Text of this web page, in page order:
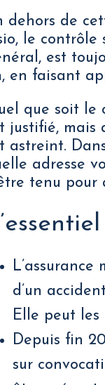
dehors de
le contrôle
est
en faisant
que soit le
justifié, mais
astreint.
adresse
tenu
d’un
Elle peut les
Depuis fin
sur